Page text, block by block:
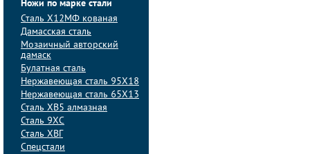
Ножи по марке стали
Сталь Х12МФ кованая
Дамасская сталь
Мозаичный авторский
дамаск
Булатная сталь
Нержавеющая сталь 95Х18
Нержавеющая сталь 65Х13
Сталь ХВ5 алмазная
Сталь 9ХС
Сталь ХВГ
Спецстали